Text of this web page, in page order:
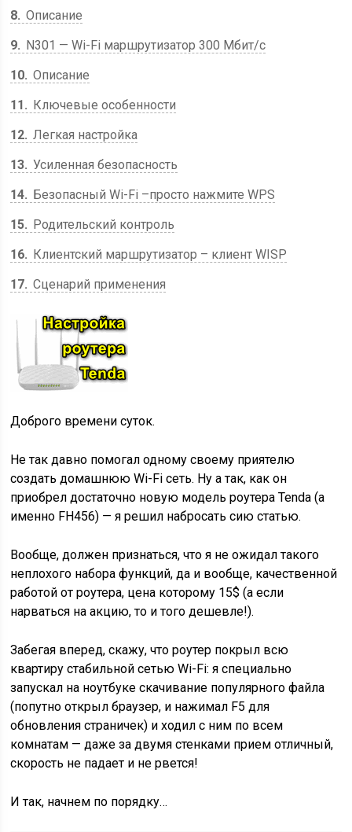
8 Описание
9
N301 — Wi-Fi маршрутизатор 300 Мбит/с
10 Описание
11
Ключевые особенности
12 Легкая настройка
13 Усиленная безопасность
14
Безопасный Wi-Fi –просто нажмите WPS
15
Родительский контроль
16
Клиентский маршрутизатор – клиент WISP
17 Сценарий применения
Доброго времени суток.
Не так давно помогал одному своему приятелю
создать домашнюю Wi-Fi сеть. Ну а так, как он
приобрел достаточно новую модель роутера Tenda (а
именно FH456) — я решил набросать сию статью.
Вообще, должен признаться, что я не ожидал такого
неплохого набора функций, да и вообще, качественной
работой от роутера, цена которому 15$ (а если
нарваться на акцию, то и того дешевле!).
Забегая вперед, скажу, что роутер покрыл всю
квартиру стабильной сетью Wi-Fi: я специально
запускал на ноутбуке скачивание популярного файла
(попутно открыл браузер, и нажимал F5 для
обновления страничек) и ходил с ним по всем
комнатам — даже за двумя стенками прием отличный,
скорость не падает и не рвется!
И так, начнем по порядку…